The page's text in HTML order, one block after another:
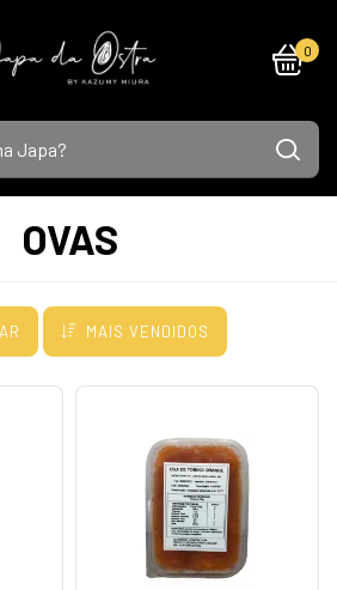
0
OVAS
MAIS VENDIDOS